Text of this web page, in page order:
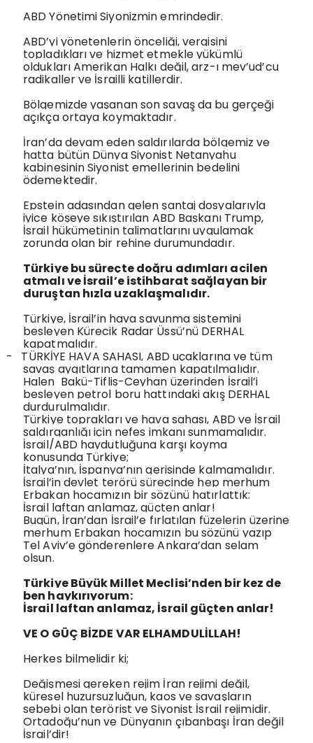
ABD Yönetimi Siyonizmin emrindedir.
ABD’yi yönetenlerin önceliği, vergisini
topladıkları ve hizmet etmekle yükümlü
oldukları Amerikan Halkı değil, arz-ı mev’ud’cu
radikaller ve İsrailli katillerdir.
Bölgemizde yaşanan son savaş da bu gerçeği
açıkça ortaya koymaktadır.
İran’da devam eden saldırılarda bölgemiz ve
hatta bütün Dünya Siyonist Netanyahu
kabinesinin Siyonist emellerinin bedelini
ödemektedir.
Epstein adasından gelen şantaj dosyalarıyla
iyice köşeye sıkıştırılan ABD Başkanı Trump,
İsrail hükümetinin talimatlarını uygulamak
zorunda olan bir rehine durumundadır.
Türkiye bu süreçte doğru adımları acilen
atmalı ve İsrail’e istihbarat sağlayan bir
duruştan hızla uzaklaşmalıdır.
Türkiye, İsrail’in hava savunma sistemini
besleyen Kürecik Radar Üssü’nü DERHAL
kapatmalıdır.
- TÜRKİYE HAVA SAHASI, ABD uçaklarına ve tüm
savaş aygıtlarına tamamen kapatılmalıdır.
Halen Bakü-Tiflis-Ceyhan üzerinden İsrail’i
besleyen petrol boru hattındaki akış DERHAL
durdurulmalıdır.
Türkiye toprakları ve hava sahası, ABD ve İsrail
saldırganlığı için nefes imkanı sunmamalıdır.
İsrail/ABD haydutluğuna karşı koyma
konusunda Türkiye;
İtalya’nın, İspanya’nın gerisinde kalmamalıdır.
İsrail’in devlet terörü sürecinde hep merhum
Erbakan hocamızın bir sözünü hatırlattık:
İsrail laftan anlamaz, güçten anlar!
Bugün, İran’dan İsrail’e fırlatılan füzelerin üzerine
merhum Erbakan hocamızın bu sözünü yazıp
Tel Aviv’e gönderenlere Ankara’dan selam
olsun.
Türkiye Büyük Millet Meclisi’nden bir kez de
ben haykırıyorum:
İsrail laftan anlamaz, İsrail güçten anlar!
VE O GÜÇ BİZDE VAR ELHAMDULİLLAH!
Herkes bilmelidir ki;
Değişmesi gereken rejim İran rejimi değil,
küresel huzursuzluğun, kaos ve savaşların
sebebi olan terörist ve Siyonist İsrail rejimidir.
Ortadoğu’nun ve Dünyanın çıbanbaşı İran değil
İsrail’dir!